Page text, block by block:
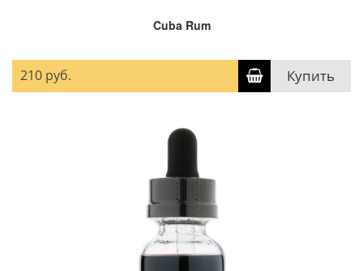
Cuba Rum
210 руб. Купить